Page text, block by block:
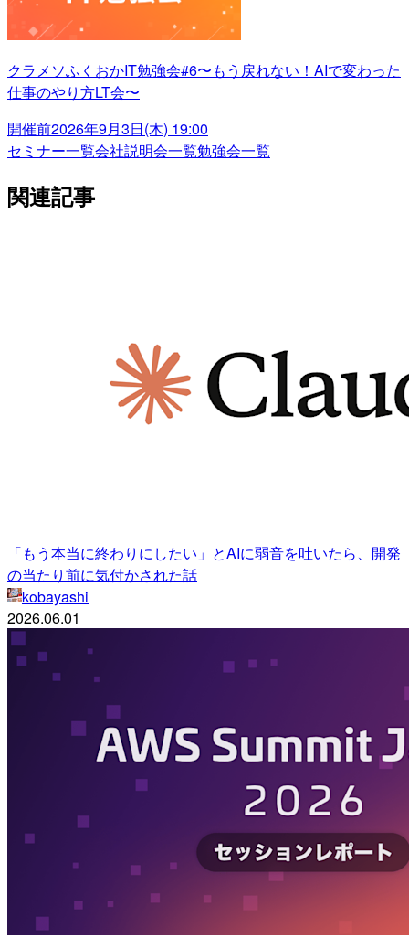
クラメソふくおかIT勉強会#6〜もう戻れない！AIで変わった
仕事のやり方LT会〜
開催前2026年9月3日(木) 19:00
セミナー一覧会社説明会一覧勉強会一覧
関連記事
「もう本当に終わりにしたい」とAIに弱音を吐いたら、開発
の当たり前に気付かされた話
kobayashi
2026.06.01